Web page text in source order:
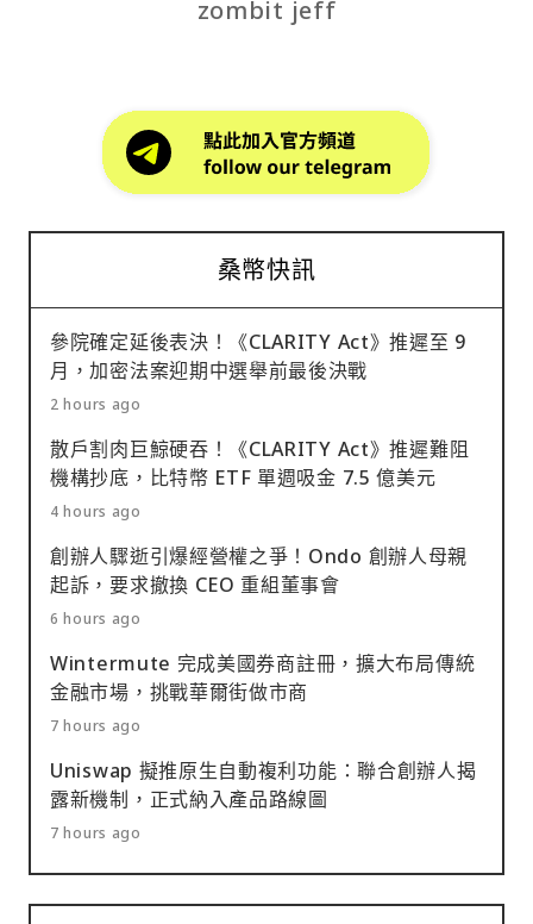
zombit jeff
桑幣快訊
參院確定延後表決！《CLARITY Act》推遲至 9
月，加密法案迎期中選舉前最後決戰
2 hours ago
散戶割肉巨鯨硬吞！《CLARITY Act》推遲難阻
機構抄底，比特幣 ETF 單週吸金 7.5 億美元
4 hours ago
創辦人驟逝引爆經營權之爭！Ondo 創辦人母親
起訴，要求撤換 CEO 重組董事會
6 hours ago
Wintermute 完成美國券商註冊，擴大布局傳統
金融市場，挑戰華爾街做市商
7 hours ago
Uniswap 擬推原生自動複利功能：聯合創辦人揭
露新機制，正式納入產品路線圖
7 hours ago